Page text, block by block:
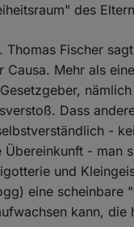
des
Thomas Fischer
Causa. Mehr als
Dass
-
Übereinkunft - man
und
eine scheinbare
kann, die